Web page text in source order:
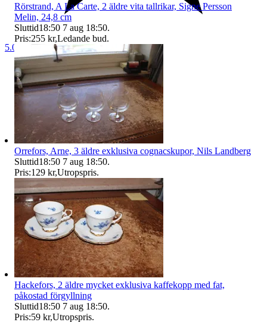
5.0
Rörstrand, A La Carte, 2 äldre vita tallrikar, Signe Persson
Melin, 24,8 cm
Sluttid18:50 7 aug 18:50.
Pris:255 kr,Ledande bud.
Orrefors, Arne, 3 äldre exklusiva cognacskupor, Nils Landberg
Sluttid18:50 7 aug 18:50.
Pris:129 kr,Utropspris.
Hackefors, 2 äldre mycket exklusiva kaffekopp med fat,
påkostad förgyllning
Sluttid18:50 7 aug 18:50.
Pris:59 kr,Utropspris.